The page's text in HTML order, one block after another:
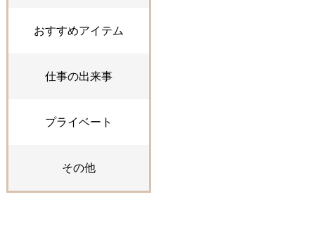
おすすめアイテム
仕事の出来事
プライベート
その他